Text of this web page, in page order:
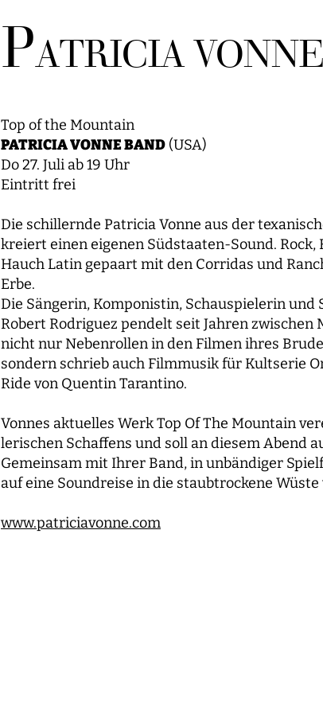
PATRICIA
Top of the Mountain
PATRICIA VONNE BAND (USA)
Do 27. Juli ab 19 Uhr
Eintritt frei
Die schillernde Patricia Vonne aus der
kreiert einen eigenen Südstaaten-Sound. Rock,
Hauch Latin gepaart mit den Corridas und
Erbe.
Die Sängerin, Komponistin, Schauspielerin und
Robert Rodriguez pendelt seit Jahren zwischen
nicht nur Nebenrollen in den Filmen ihres
sondern schrieb auch Filmmusik für Kultserie
Ride von Quentin Tarantino.
Vonnes aktuelles Werk Top Of The Mountain
lerischen Schaffens und soll an diesem Abend
Gemeinsam mit Ihrer Band, in unbändiger
auf eine Soundreise in die staubtrockene Wüste
www.patriciavonne.com